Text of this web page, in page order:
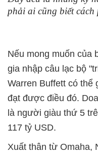
phải ai cũng biết
Nếu mong muốn của
gia nhập câu lạc bộ
Warren Buffett có thể
đạt được điều đó.
là người giàu thứ 5
117 tỷ USD.
Xuất thân từ Omaha,